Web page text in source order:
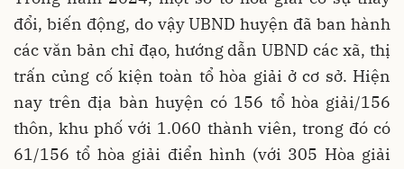
đổi, biến động, do vậy UBND huyện đã ban hành
các văn bản chỉ đạo, hướng dẫn UBND các xã, thị
trấn củng cố kiện toàn tổ hòa giải ở cơ sở. Hiện
nay trên địa bàn huyện có 156 tổ hòa giải/156
thôn, khu phố với 1.060 thành viên, trong đó có
61/156 tổ hòa giải điển hình (với 305 Hòa giải